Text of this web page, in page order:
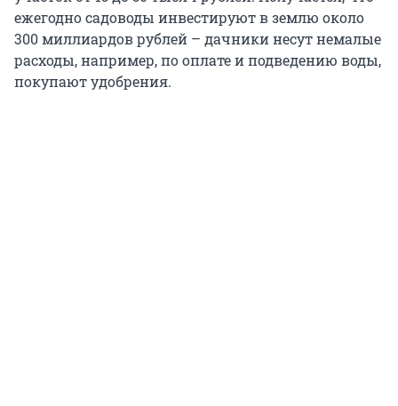
ежегодно садоводы инвестируют в землю около
300 миллиардов рублей – дачники несут немалые
расходы, например, по оплате и подведению воды,
покупают удобрения.